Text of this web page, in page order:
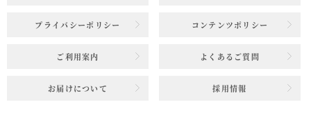
プライバシーポリシー コンテンツポリシー
ご利用案内 よくあるご質問
お届けについて 採用情報